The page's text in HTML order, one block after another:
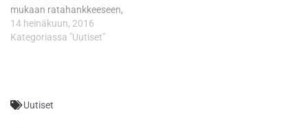
Promotion ei pystynyt
kuitenkaan täyttämään…
mukaan ratahankkeeseen,
jolle yksityinenkään sektori ei
ole sen suuremmin
mahdotonta hyväksyä.
14 heinäkuun, 2016
Kategoriassa "Uutiset"
Uutiset